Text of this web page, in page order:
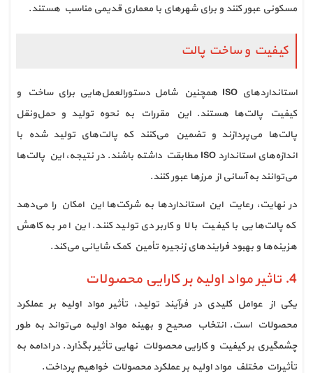
مسکونی عبور کنند و برای شهرهای با معماری قدیمی مناسب هستند.
کیفیت و ساخت پالت
استانداردهای ISO همچنین شامل دستورالعمل‌هایی برای ساخت و
کیفیت پالت‌ها هستند. این مقررات به نحوه تولید و حمل‌ونقل
پالت‌ها می‌پردازند و تضمین می‌کنند که پالت‌های تولید شده با
اندازه‌های استاندارد ISO مطابقت داشته باشند. در نتیجه، این پالت‌ها
می‌توانند به آسانی از مرزها عبور کنند.
در نهایت، رعایت این استانداردها به شرکت‌ها این امکان را می‌دهد
که پالت‌هایی با کیفیت بالا و کاربردی تولید کنند. این امر به کاهش
هزینه‌ها و بهبود فرایندهای زنجیره تأمین کمک شایانی می‌کند.
4. تاثیر مواد اولیه بر کارایی محصولات
یکی از عوامل کلیدی در فرآیند تولید، تأثیر مواد اولیه بر عملکرد
محصولات است. انتخاب صحیح و بهینه مواد اولیه می‌تواند به طور
چشمگیری بر کیفیت و کارایی محصولات نهایی تأثیر بگذارد. در ادامه به
تأثیرات مختلف مواد اولیه بر عملکرد محصولات خواهیم پرداخت.